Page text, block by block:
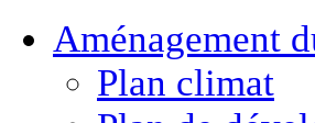
Aménagement
Plan climat